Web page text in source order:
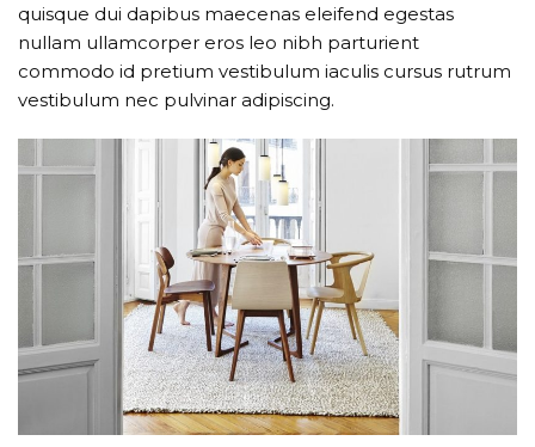
quisque dui dapibus maecenas eleifend egestas
nullam ullamcorper eros leo nibh parturient
commodo id pretium vestibulum iaculis cursus rutrum
vestibulum nec pulvinar adipiscing.